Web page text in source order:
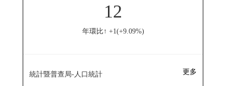
12
年環比↑ +1(+9.09%)
統計暨普查局-人口統計 更多